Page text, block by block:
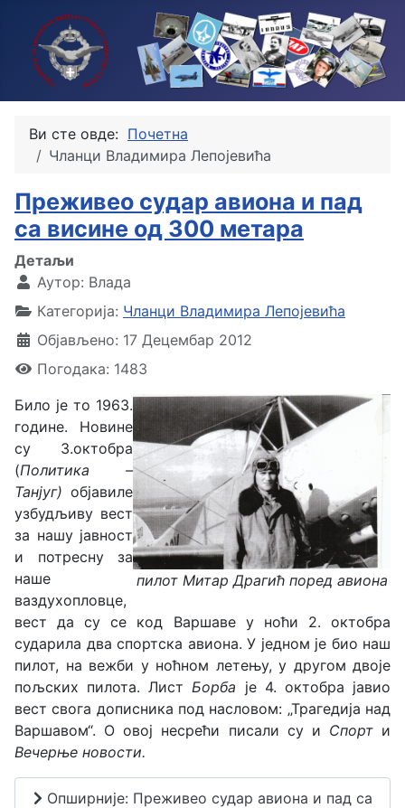
Ви сте овде: Почетна
Чланци Владимира Лепојевића
Преживео судар авиона и пад
са висине од 300 метара
Детаљи
Аутор: Влада
Категорија: Чланци Владимира Лепојевића
Објављено: 17 Децембар 2012
Погодака: 1483
пилот Митар Драгић поред авиона
Било је то 1963.
године. Новине
су 3.октобра
(Политика –
Танјуг) објавиле
узбудљиву вест
за нашу јавност
и потресну за
наше
ваздухопловце,
вест да су се код Варшаве у ноћи 2. октобра
сударила два спортска авиона. У једном је био наш
пилот, на вежби у ноћном летењу, у другом двоје
пољских пилота. ЛистБорба је 4. октобра јавио
вест свога дописника под насловом: „Трагедија над
Варшавом“. О овој несрећи писали су и Спорт и
Вечерње новости.
Опширније: Преживео судар авиона и пад са